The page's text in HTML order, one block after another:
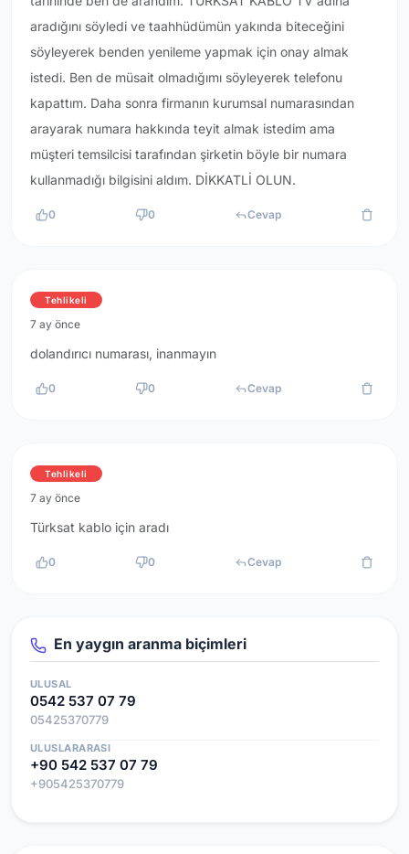
aradığını söyledi ve taahhüdümün yakında biteceğini
söyleyerek benden yenileme yapmak için onay almak
istedi. Ben de müsait olmadığımı söyleyerek telefonu
kapattım. Daha sonra firmanın kurumsal numarasından
arayarak numara hakkında teyit almak istedim ama
müşteri temsilcisi tarafından şirketin böyle bir numara
kullanmadığı bilgisini aldım. DİKKATLİ OLUN.
0 0 Cevap
Tehlikeli
7 ay önce
dolandırıcı numarası, inanmayın
0 0 Cevap
Tehlikeli
7 ay önce
Türksat kablo için aradı
0 0 Cevap
En yaygın aranma biçimleri
ULUSAL
0542 537 07 79
05425370779
ULUSLARARASI
+90 542 537 07 79
+905425370779